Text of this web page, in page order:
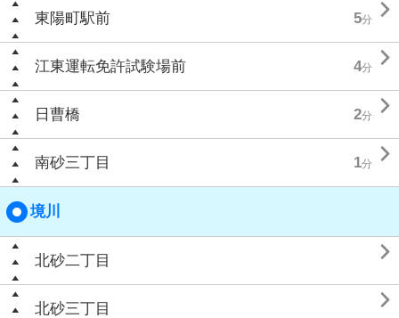
東陽町駅前 5分 
江東運転免許試験場前 4分 
日曹橋 2分 
南砂三丁目 1分 
境川
北砂二丁目 
北砂三丁目 